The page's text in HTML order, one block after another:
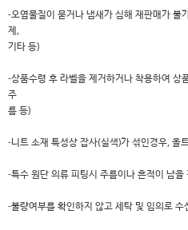
-오염물질이 묻거나 냄새가 심해 재판매가 불
제,
기타 등)
-상품수령 후 라벨을 제거하거나 착용하여 상
주
름 등)
-니트 소재 특성상 잡사(실색)가 섞인경우, 올
-특수 원단 의류 피팅시 주름이나 흔적이 남
-불량여부를 확인하지 않고 세탁 및 임의로 수